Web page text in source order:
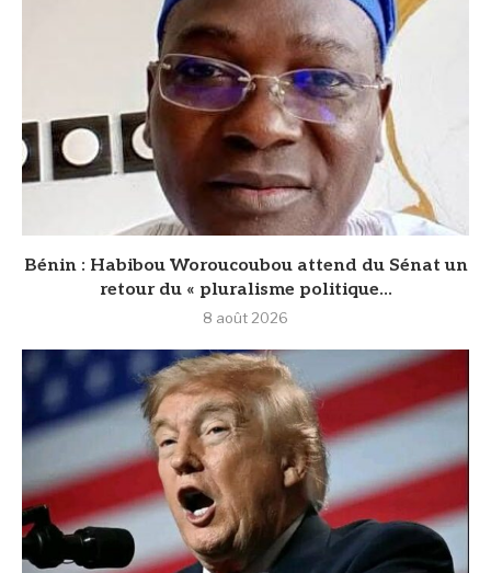
Bénin : Habibou Woroucoubou attend du Sénat un
retour du « pluralisme politique...
8 août 2026